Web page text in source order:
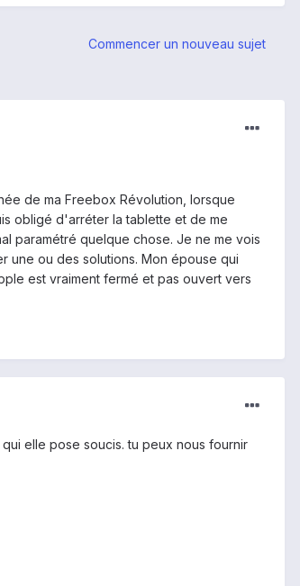
Commencer un nouveau sujet
de ma Freebox Révolution, lorsque
obligé d'arréter la tablette et de me
paramétré quelque chose. Je ne me vois
une ou des solutions. Mon épouse qui
est vraiment fermé et pas ouvert vers
elle pose soucis. tu peux nous fournir